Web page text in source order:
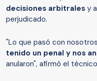
decisiones arbitrales y
perjudicado.
"Lo que pasó con
tenido un penal y nos
anularon", afirmó el